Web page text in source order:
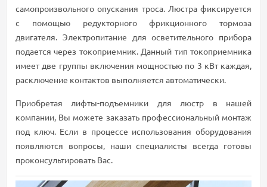
самопроизвольного опускания троса. Люстра фиксируется
с помощью редукторного фрикционного тормоза
двигателя. Электропитание для осветительного прибора
подается через токоприемник. Данный тип токоприемника
имеет две группы включения мощностью по 3 кВт каждая,
расключение контактов выполняется автоматически.
Приобретая лифты-подъемники для люстр в нашей
компании, Вы можете заказать профессиональный монтаж
под ключ. Если в процессе использования оборудования
появляются вопросы, наши специалисты всегда готовы
проконсультировать Вас.